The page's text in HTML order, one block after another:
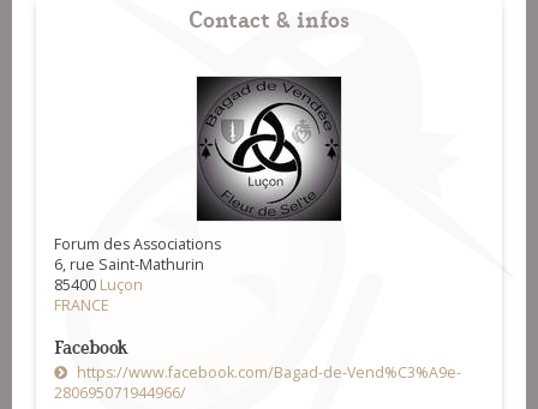
Contact & infos
Forum des Associations
6, rue Saint-Mathurin
85400 Luçon
FRANCE
Facebook
https://www.facebook.com/Bagad-de-Vend%C3%A9e-
280695071944966/